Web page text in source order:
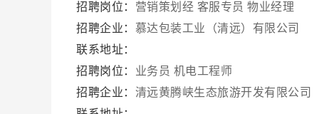
招聘岗位： 营销策划经 客服专员 物业经理
招聘企业： 慕达包装工业（清远）有限公司
联系地址：
招聘岗位： 业务员 机电工程师
招聘企业： 清远黄腾峡生态旅游开发有限公司